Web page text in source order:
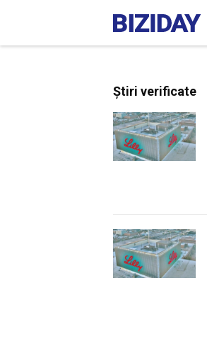
Știri verificate